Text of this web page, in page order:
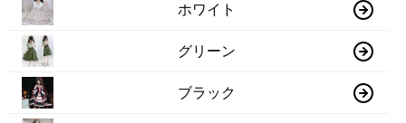
ホワイト
グリーン
ブラック